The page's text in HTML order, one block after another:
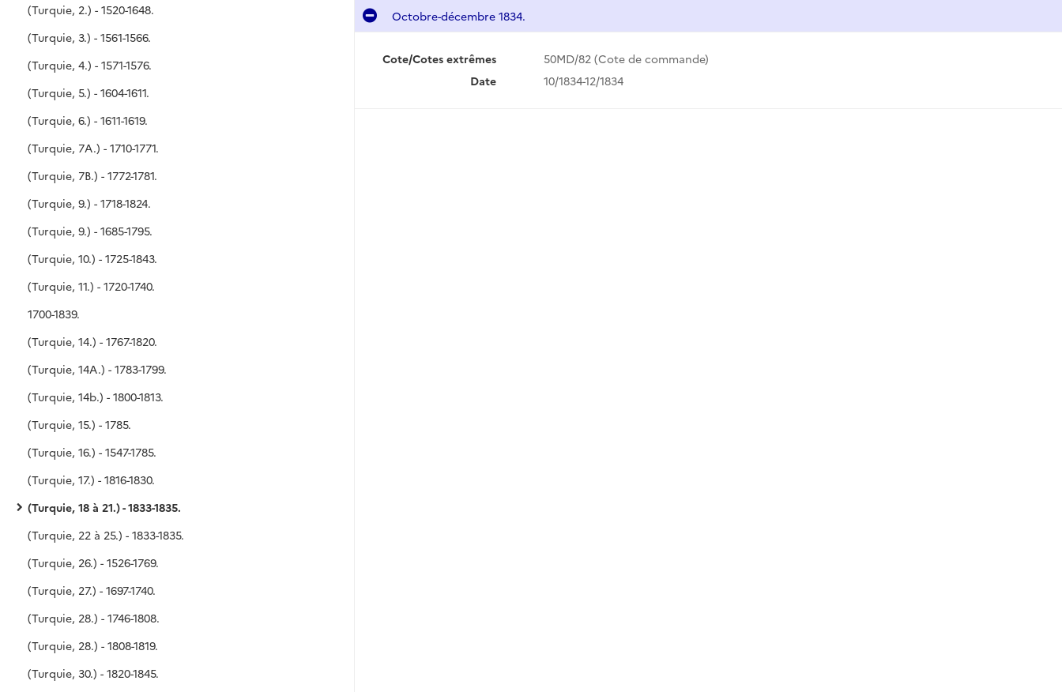
(Turquie, 2.) - 1520-1648.
(Turquie, 3.) - 1561-1566.
(Turquie, 4.) - 1571-1576.
(Turquie, 5.) - 1604-1611.
(Turquie, 6.) - 1611-1619.
(Turquie, 7A.) - 1710-1771.
(Turquie, 7B.) - 1772-1781.
(Turquie, 9.) - 1718-1824.
(Turquie, 9.) - 1685-1795.
(Turquie, 10.) - 1725-1843.
(Turquie, 11.) - 1720-1740.
1700-1839.
(Turquie, 14.) - 1767-1820.
(Turquie, 14A.) - 1783-1799.
(Turquie, 14b.) - 1800-1813.
(Turquie, 15.) - 1785.
(Turquie, 16.) - 1547-1785.
(Turquie, 17.) - 1816-1830.
(Turquie, 18 à 21.) - 1833-1835.
(Turquie, 22 à 25.) - 1833-1835.
(Turquie, 26.) - 1526-1769.
(Turquie, 27.) - 1697-1740.
(Turquie, 28.) - 1746-1808.
(Turquie, 28.) - 1808-1819.
(Turquie, 30.) - 1820-1845.
Octobre-décembre 1834.
Cote/Cotes extrêmes
50MD/82 (Cote de commande)
Date
10/1834-12/1834